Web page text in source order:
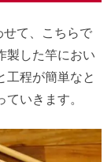
せて、こちらで
製した竿におい
工程が簡単なと
いきます。